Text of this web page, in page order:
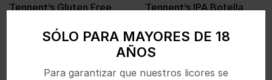
SÓLO PARA MAYORES DE 18
AÑOS
Para garantizar que nuestros licores se
Tennent’s Gluten Free
IVA incl.
Tennent’s IPA Botella
€1,21 IVA incl.